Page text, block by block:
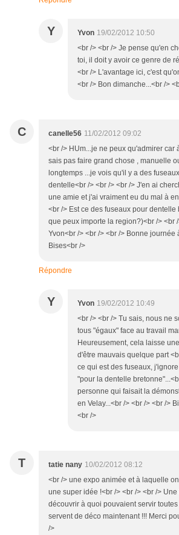
Y Yvon 19/02/2012 10:50
<br /> <br /> Je pense qu'en
toi, il doit y avoir ce genre de
<br /> L'avantage ici, c'est
<br /> Bon dimanche...<br />
C canelle56 11/02/2012 09:02
<br /> HUm...je ne peux qu'admirer car
sais pas faire grand chose , manuelle
longtemps ...je vois qu'il y a des
dentelle<br /> <br /> <br /> J'en ai
une amie et j'ai vraiment eu du mal à
<br /> Est ce des fuseaux pour
que peux importe la region?)<br /> <br
Yvon<br /> <br /> <br /> Bonne journée
Bises<br />
Répondre
Y Yvon 19/02/2012 10:49
<br /> <br /> Tu sais, nous ne
tous "égaux" face au travail
Heureusement, cela laisse
d'être mauvais quelque part
ce qui est des fuseaux,
"pour la dentelle
personne qui faisait la
en Velay...<br /> <br /> <br />
<br />
T tatie nany 10/02/2012 08:12
<br /> une expo animée et à laquelle
une super idée !<br /> <br /> <br />
découvrir à quoi pouvaient servir
servent de déco maintenant !!! Merci
/>